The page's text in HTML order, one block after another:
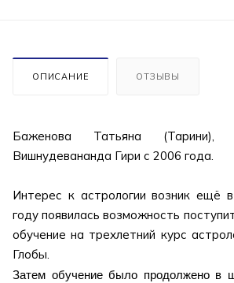
ОПИСАНИЕ ОТЗЫВЫ
Баженова Татьяна (Тарини),
Вишнудевананда Гири с 2006 года.
Интерес к астрологии возник ещё
году появилась возможность
обучение на трехлетний курс
Глобы.
Затем обучение было продолжено в